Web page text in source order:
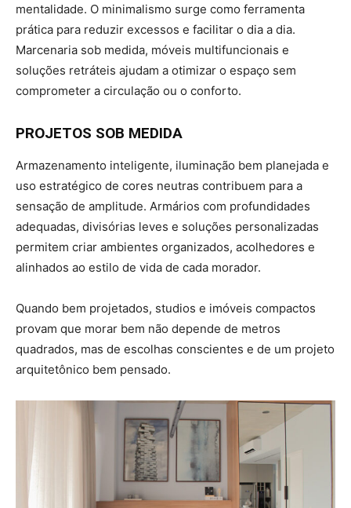
mentalidade. O minimalismo surge como ferramenta
prática para reduzir excessos e facilitar o dia a dia.
Marcenaria sob medida, móveis multifuncionais e
soluções retráteis ajudam a otimizar o espaço sem
comprometer a circulação ou o conforto.
PROJETOS SOB MEDIDA
Armazenamento inteligente, iluminação bem planejada e
uso estratégico de cores neutras contribuem para a
sensação de amplitude. Armários com profundidades
adequadas, divisórias leves e soluções personalizadas
permitem criar ambientes organizados, acolhedores e
alinhados ao estilo de vida de cada morador.
Quando bem projetados, studios e imóveis compactos
provam que morar bem não depende de metros
quadrados, mas de escolhas conscientes e de um projeto
arquitetônico bem pensado.